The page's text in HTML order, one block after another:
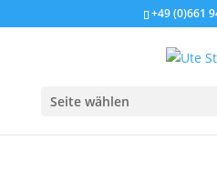
+49 (0)661
Seite wählen